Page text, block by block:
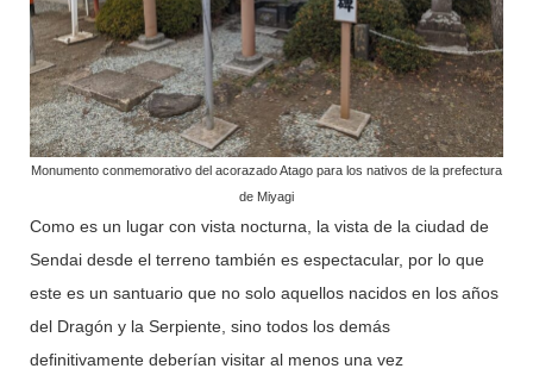
Monumento conmemorativo del acorazado Atago para los nativos de la prefectura
de Miyagi
Como es un lugar con vista nocturna, la vista de la ciudad de
Sendai desde el terreno también es espectacular, por lo que
este es un santuario que no solo aquellos nacidos en los años
del Dragón y la Serpiente, sino todos los demás
definitivamente deberían visitar al menos una vez